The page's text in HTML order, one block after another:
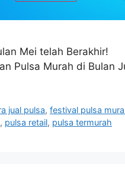
Mei telah Berakhir!
Pulsa Murah di Bulan
jual pulsa,festival pulsa
, pulsa retail, pulsa termurah